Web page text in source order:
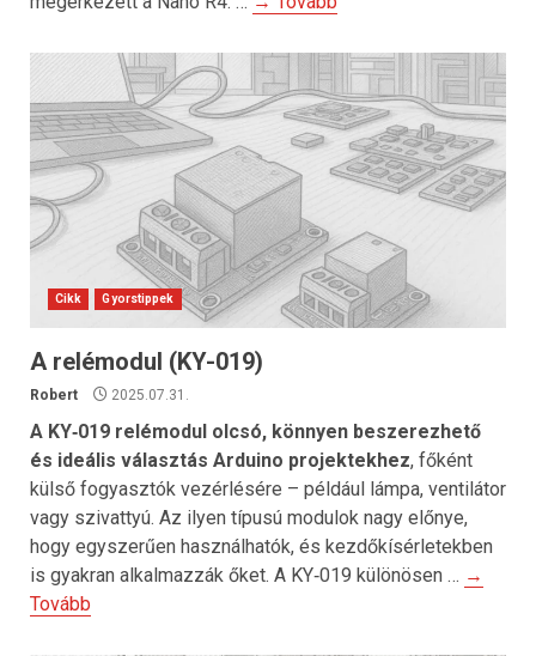
Cikk Gyorstippek
A relémodul (KY-019)
Robert 2025.07.31.
A KY‑019 relémodul olcsó, könnyen beszerezhető
és ideális választás Arduino projektekhez, főként
külső fogyasztók vezérlésére – például lámpa, ventilátor
vagy szivattyú. Az ilyen típusú modulok nagy előnye,
hogy egyszerűen használhatók, és kezdőkísérletekben
is gyakran alkalmazzák őket. A KY‑019 különösen … →
Tovább